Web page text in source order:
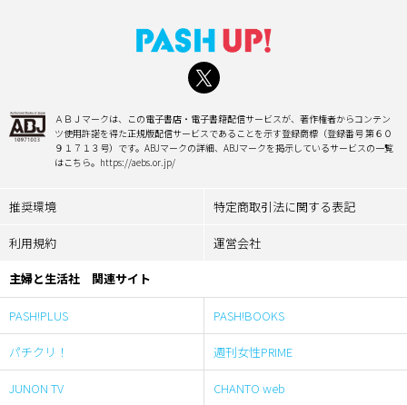
ＡＢＪマークは、この電子書店・電子書籍配信サービスが、著作権者からコンテン
ツ使用許諾を得た正規版配信サービスであることを示す登録商標（登録番号 第６０
９１７１３号）です。ABJマークの詳細、ABJマークを掲示しているサービスの一覧
はこちら。https://aebs.or.jp/
推奨環境 特定商取引法に関する表記
利用規約 運営会社
主婦と生活社 関連サイト
PASH!PLUS PASH!BOOKS
パチクリ！ 週刊女性PRIME
JUNON TV CHANTO web